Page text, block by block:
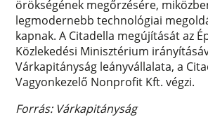
örökségének megőrzésére,
legmodernebb technológiai
kapnak. A Citadella megújítását az
Közlekedési Minisztérium
Várkapitányság leányvállalata, a
Vagyonkezelő Nonprofit Kft. végzi.
Forrás: Várkapitányság